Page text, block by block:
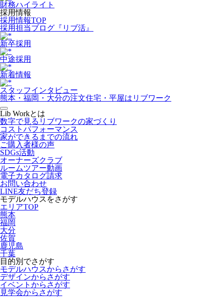
財務ハイライト
採用情報
採用情報TOP
採用担当ブログ『リブ活』
新卒採用
中途採用
新着情報
スタッフインタビュー
熊本・福岡・大分の注文住宅・平屋はリブワーク
Lib Workとは
数字で見るリブワークの家づくり
コストパフォーマンス
家ができるまでの流れ
ご購入者様の声
SDGs活動
オーナーズクラブ
ルームツアー動画
電子カタログ請求
お問い合わせ
LINE友だち登録
モデルハウスをさがす
エリアTOP
熊本
福岡
大分
佐賀
鹿児島
千葉
目的別でさがす
モデルハウスからさがす
デザインからさがす
イベントからさがす
見学会からさがす